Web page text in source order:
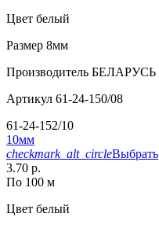
Цвет белый
Размер 8мм
Производитель БЕЛАРУСЬ
Артикул 61-24-150/08
61-24-152/10
10мм
checkmark_alt_circleВыбрать
3.70 р.
По 100 м
Цвет белый